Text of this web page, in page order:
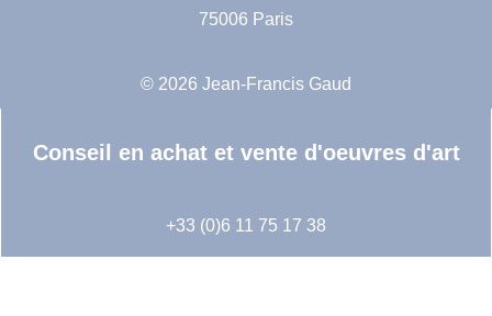
75006 Paris
© 2026 Jean-Francis Gaud
Conseil en achat et vente d'oeuvres d'art
+33 (0)6 11 75 17 38